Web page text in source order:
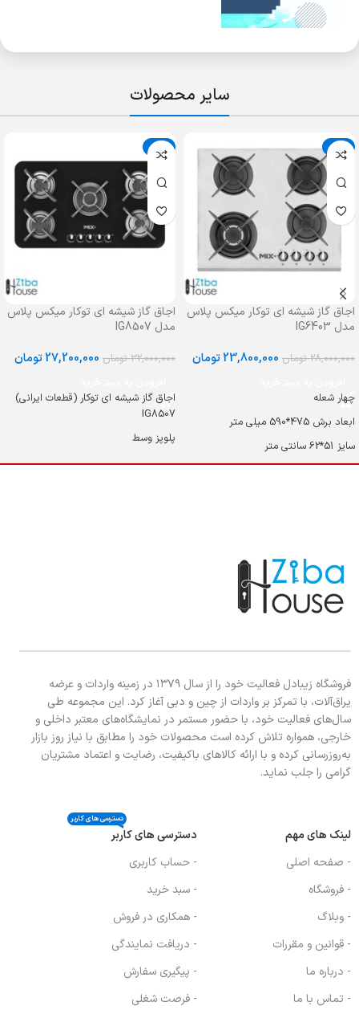
سایر محصولات
حراج
اجاق گاز شیشه ای توکار میکس پلاس
مدل IG6403
28,000,000 تومان 23,800,000تومان
چهار شعله
ابعاد برش 475*590 میلی متر
سایز 51*62 سانتی متر
بالاترین کیفیت و توان حرارتی سرشعله در
ORIGINAL
ترموکوپل (سیستم ایمنی شعله)
شبکه چدنی لعابدار مات + چدنی وک +
دسته کنترل های مقاوم به حرارت و چند
فندک اتوماتیک دارای برچسب انرژی A
حراج
اجاق گاز شیشه ای توکار میکس پلاس
مدل IG8507
32,000,000 تومان 27,200,000تومان
اجاق گاز شیشه ای توکار (قطعات ایرانی)
IG8507
پلوپز وسط
ابعاد برش 840*480 میلی متر
شبکه چدنی لعابدار مات + چدنی وک +
دسته کنترل های مقاوم به حرارت و چند
جزیی
فندک اتوماتیک دارای برچسب انرژی A
فروشگاه زیبادل فعالیت خود را از سال ۱۳۷۹ در زمینه واردات و عرضه
یراق‌آلات، با تمرکز بر واردات از چین و دبی آغاز کرد. این مجموعه طی
سال‌های فعالیت خود، با حضور مستمر در نمایشگاه‌های معتبر داخلی و
خارجی، همواره تلاش کرده است محصولات خود را مطابق با نیاز روز بازار
به‌روزرسانی کرده و با ارائه کالاهای باکیفیت، رضایت و اعتماد مشتریان
گرامی را جلب نماید.
لینک های مهم
- صفحه اصلی
- فروشگاه
- وبلاگ
- قوانین و مقررات
- درباره ما
- تماس با ما
دسترسی های کاربر
دسترسی های کاربر
- حساب کاربری
- سبد خرید
- همکاری در فروش
- دریافت نمایندگی
- پیگیری سفارش
- فرصت شغلی